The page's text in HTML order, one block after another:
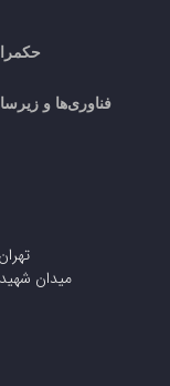
فناوری‌ها و
میدان شهید